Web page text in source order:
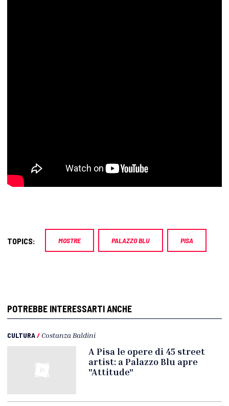
TOPICS: MOSTRE PALAZZO BLU PISA
POTREBBE INTERESSARTI ANCHE
CULTURA/ Costanza Baldini
A Pisa le opere di 45 street
artist: a Palazzo Blu apre
"Attitude"